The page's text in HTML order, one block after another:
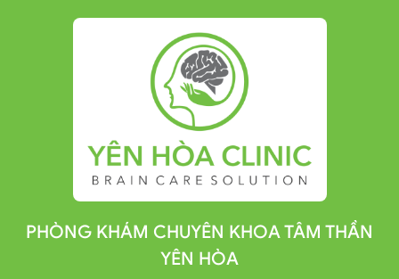
PHÒNG KHÁM CHUYÊN KHOA TÂM THẦN
YÊN HÒA